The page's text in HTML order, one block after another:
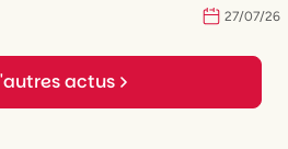
27/07/26
actus